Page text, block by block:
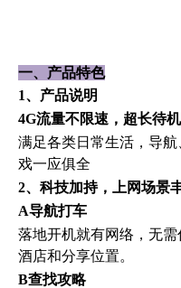
一、产品特色
1、产品说明
4G流量不限速，超长待机
满足各类日常生活，导
戏一应俱全
2、科技加持，上网场景
A导航打车
落地开机就有网络，无
酒店和分享位置。
B查找攻略